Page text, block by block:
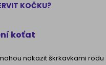
KOČKU?
koťat
nakazit škrkavkami rodu